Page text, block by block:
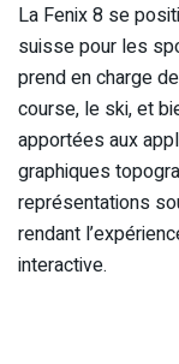
La Fenix 8 se
suisse pour les
prend en charge
course, le ski, et
apportées aux
graphiques
représentations
rendant
interactive.